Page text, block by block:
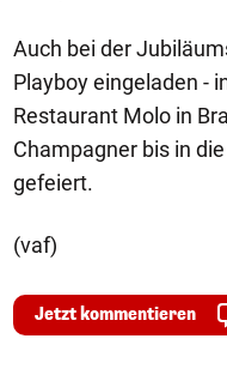
Auch bei der
Playboy eingeladen -
Restaurant Molo in
Champagner bis in
gefeiert.
(vaf)
Jetzt kommentieren